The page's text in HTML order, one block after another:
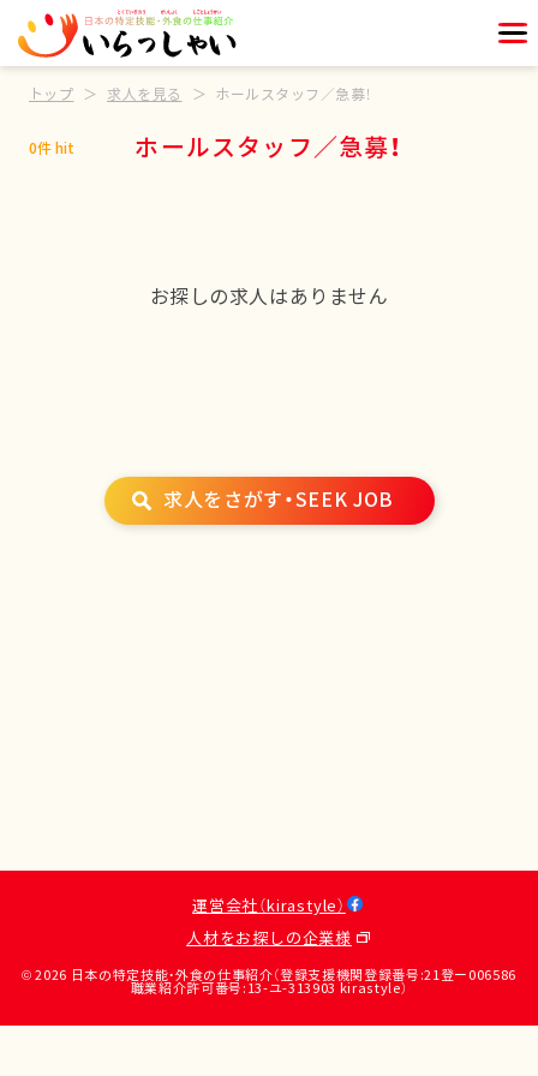
トップ 求人を見る ホールスタッフ／急募！
ホールスタッフ／急募！
0件 hit
お探しの求人はありません
求人をさがす・SEEK JOB
運営会社（kirastyle）
人材をお探しの企業様
© 2026 日本の特定技能・外食の仕事紹介（登録支援機関登録番号:21登ー006586
職業紹介許可番号:13-ユ-313903 kirastyle）